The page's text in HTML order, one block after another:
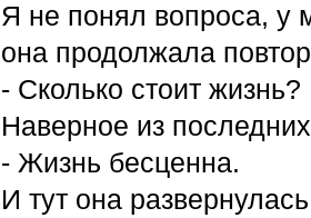
Я не понял вопроса, у
она продолжала
- Сколько стоит жизнь?
Наверное из
- Жизнь бесценна.
И тут она